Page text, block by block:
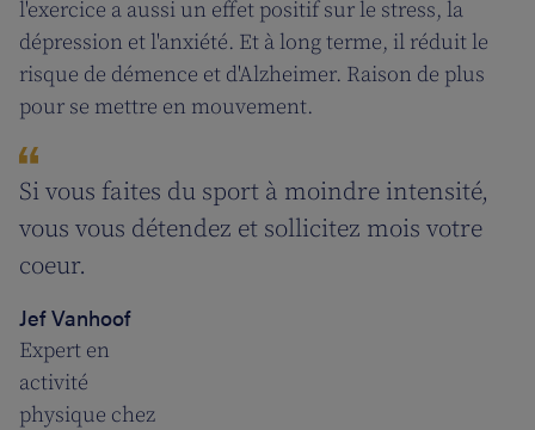
l'exercice a aussi un effet positif sur le stress, la
dépression et l'anxiété. Et à long terme, il réduit le
risque de démence et d'Alzheimer. Raison de plus
pour se mettre en mouvement.
Jef Vanhoof
Expert en
activité
physique chez
Si vous faites du sport à moindre intensité,
vous vous détendez et sollicitez mois votre
coeur.